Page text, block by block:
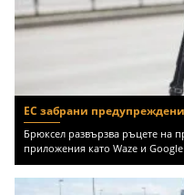
ЕС забрани
Брюксел развързва ръцете на
приложения като Waze и